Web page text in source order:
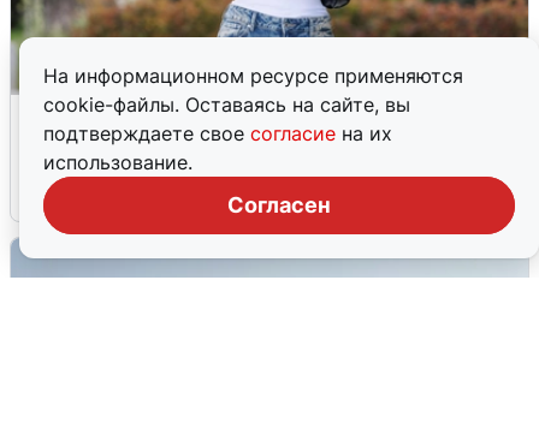
На информационном ресурсе применяются
cookie-файлы. Оставаясь на сайте, вы
подтверждаете свое согласие на их
использование.
Согласен
Волгоградцы остались без
мобильного интернета
6 августа